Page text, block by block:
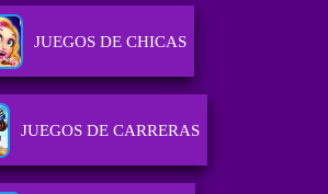
JUEGOS DE CHICAS
JUEGOS DE CARRERAS